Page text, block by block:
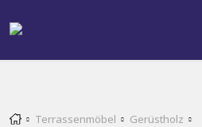
Terrassenmöbel
Gerüstholz